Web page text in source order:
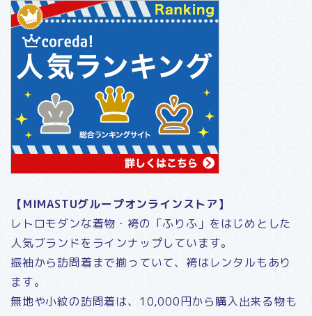
【MIMASTUグループオンラインストア】
レトロモダンな着物・袴の「ふりふ」をはじめとした
人気ブランドをラインナップしています。
振袖から訪問着まで揃っていて、袴はレンタルもあり
ます。
無地や小紋の訪問着は、10,000円から購入出来る物も